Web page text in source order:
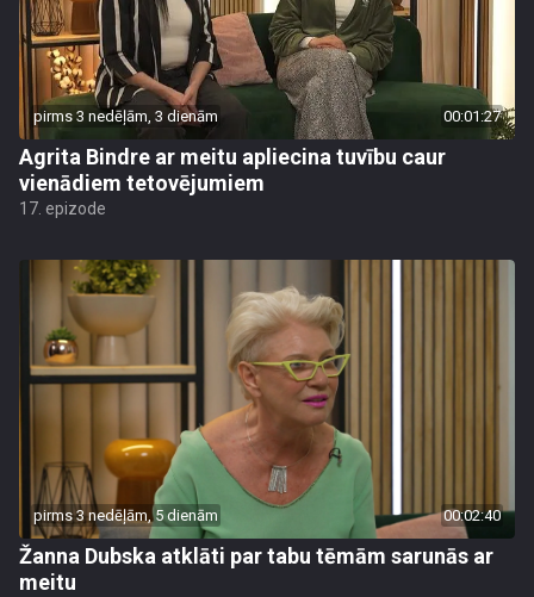
pirms 3 nedēļām, 3 dienām 00:01:27
Agrita Bindre ar meitu apliecina tuvību caur
vienādiem tetovējumiem
17. epizode
pirms 3 nedēļām, 5 dienām 00:02:40
Žanna Dubska atklāti par tabu tēmām sarunās ar
meitu